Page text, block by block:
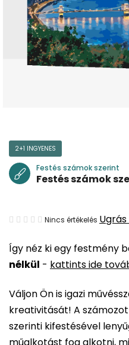
Így néz ki egy festmény
nélkül - kattints ide
Váljon Ön is igazi
kreativitását! A
szerinti kifestésével
2+1 INGYENES
Festés számok szerint
Festés számok
A
átlagos
értékelése
ből
0,0
csillag.
Nincs értékelés